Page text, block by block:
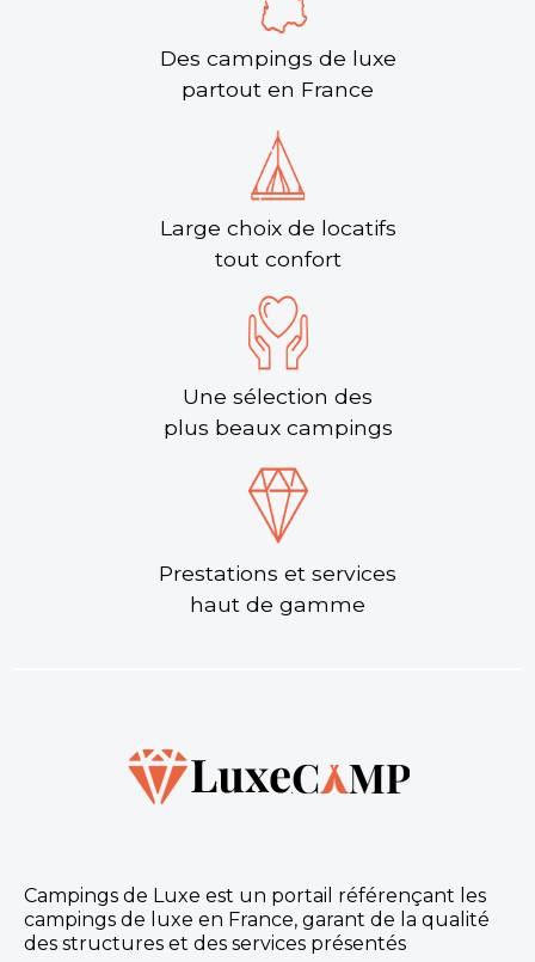
Des campings de luxe
partout en France
Large choix de locatifs
tout confort
Une sélection des
plus beaux campings
Prestations et services
haut de gamme
Campings de Luxe est un portail référençant les
campings de luxe en France, garant de la qualité
des structures et des services présentés